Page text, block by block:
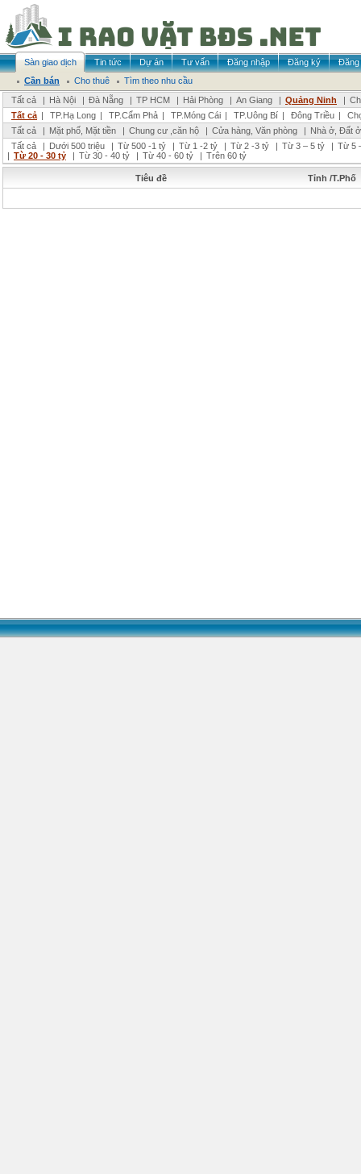
Sàn giao dịch Tin tức Dự án Tư vấn Đăng nhập Đăng ký
Đăng
Cần bán
Cho thuê
Tìm theo nhu cầu
Tất cả
| Hà Nội | Đà Nẵng | TP HCM | Hải Phòng | An Giang | Quảng Ninh |
Tất cả | TP.Hạ Long | TP.Cẩm Phả | TP.Móng Cái | TP.Uông Bí | Đông Triều |
Tất cả
| Mặt phố, Mặt tiền | Chung cư ,căn hộ | Cửa hàng, Văn phòng | Nhà ở, Đất ở
Tất cả
| Dưới 500 triệu | Từ 500 -1 tỷ | Từ 1 -2 tỷ | Từ 2 -3 tỷ | Từ 3 – 5 tỷ | Từ 5
| Từ 20 - 30 tỷ | Từ 30 - 40 tỷ | Từ 40 - 60 tỷ | Trên 60 tỷ
Tiêu đề Tỉnh /T.Phố